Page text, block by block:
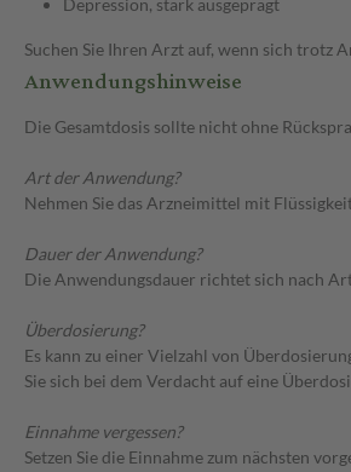
Depression, stark ausgeprägt
Suchen Sie Ihren Arzt auf, wenn sich trotz
Anwendungshinweise
Die Gesamtdosis sollte nicht ohne
Art der Anwendung?
Nehmen Sie das Arzneimittel mit Flüssigkeit
Dauer der Anwendung?
Die Anwendungsdauer richtet sich nach
Überdosierung?
Es kann zu einer Vielzahl von
Sie sich bei dem Verdacht auf eine
Einnahme vergessen?
Setzen Sie die Einnahme zum nächsten